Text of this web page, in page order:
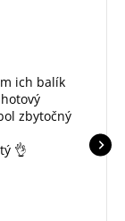
ich balík
zbytočný
👌